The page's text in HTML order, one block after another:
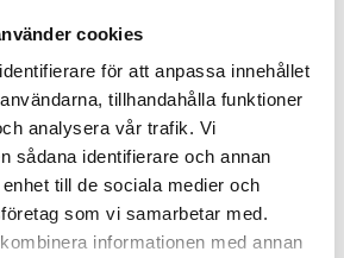
cookies
för att anpassa innehållet
tillhandahålla funktioner
analysera vår trafik. Vi
sådana identifierare och annan
till de sociala medier och
som vi samarbetar med.
informationen med annan